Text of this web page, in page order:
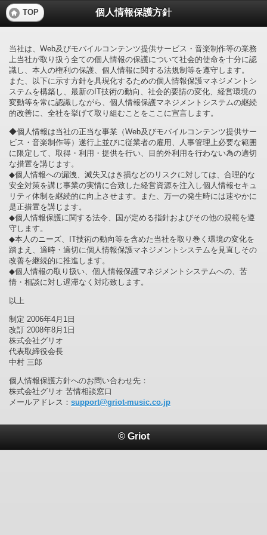
TOP 個人情報保護方針
当社は、Web及びモバイルコンテンツ提供サービス・音楽制作等の業務
上当社が取り扱う全ての個人情報の保護について社会的使命を十分に認
識し、本人の権利の保護、個人情報に関する法規制等を遵守します。
また、以下に示す方針を具現化するための個人情報保護マネジメントシ
ステムを構築し、最新のIT技術の動向、社会的要請の変化、経営環境の
変動等を常に認識しながら、個人情報保護マネジメントシステムの継続
的改善に、全社を挙げて取り組むことをここに宣言します。
◆個人情報は当社の正当な事業（Web及びモバイルコンテンツ提供サー
ビス・音楽制作等）遂行上並びに従業者の雇用、人事管理上必要な範囲
に限定して、取得・利用・提供を行い、目的外利用を行わない為の適切
な措置を講じます。
◆個人情報への漏洩、滅失又はき損などのリスクに対しては、合理的な
安全対策を講じ事業の実情に合致した経営資源を注入し個人情報セキュ
リティ体制を継続的に向上させます。また、万一の発生時には速やかに
是正措置を講じます。
◆個人情報保護に関する法令、国が定める指針およびその他の規範を遵
守します。
◆本人のニーズ、IT技術の動向等を含めた当社を取り巻く環境の変化を
踏まえ、適時・適切に個人情報保護マネジメントシステムを見直しその
改善を継続的に推進します。
◆個人情報の取り扱い、個人情報保護マネジメントシステムへの、苦
情・相談に対し遅滞なく対応致します。
以上
制定 2006年4月1日
改訂 2008年8月1日
株式会社グリオ
代表取締役会長
中村 三郎
個人情報保護方針へのお問い合わせ先：
株式会社グリオ 苦情相談窓口
メールアドレス： support@griot-music.co.jp
© Griot